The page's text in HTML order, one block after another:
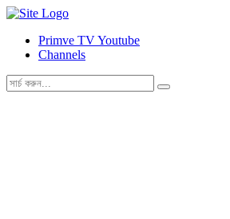
Primve TV Youtube
Channels